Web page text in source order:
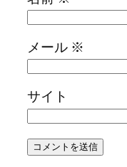
メール ※
サイト